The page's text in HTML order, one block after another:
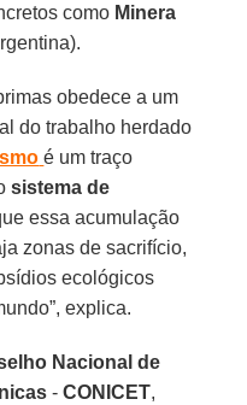
como Minera
obedece a um
do trabalho herdado
é um traço
sistema de
essa acumulação
zonas de sacrifício,
ecológicos
explica.
Nacional de
-CONICET,